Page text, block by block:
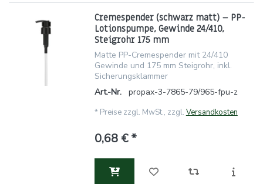
Cremespender (schwarz matt) – PP-
Lotionspumpe, Gewinde 24/410,
Steigrohr 175 mm
Matte PP-Cremespender mit 24/410
Gewinde und 175 mm Steigrohr, inkl.
Sicherungsklammer
Art.-Nr.
propax-3-7865-79/965-fpu-z
* Preise zzgl. MwSt., zzgl. Versandkosten
0,68 € *